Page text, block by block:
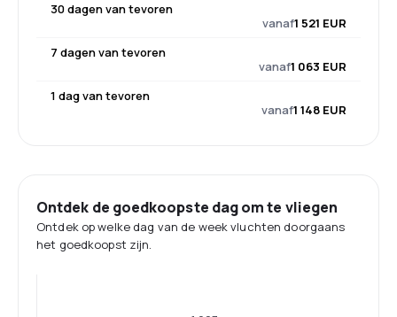
30 dagen van tevoren
vanaf1 521 EUR
7 dagen van tevoren
vanaf1 063 EUR
1 dag van tevoren
vanaf1 148 EUR
Ontdek de goedkoopste dag om te vliegen
Ontdek op welke dag van de week vluchten doorgaans
het goedkoopst zijn.